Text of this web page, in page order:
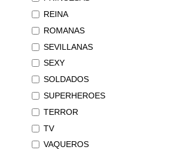
REINA
ROMANAS
SEVILLANAS
SEXY
SOLDADOS
SUPERHEROES
TERROR
TV
VAQUEROS